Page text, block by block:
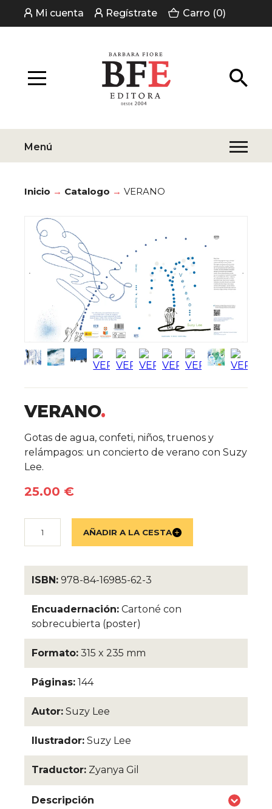
Mi cuenta Regístrate Carro (0)
Menú
Inicio Catalogo VERANO
VERANO
Detalles del libro
Gotas de agua, confeti, niños, truenos y
relámpagos: un concierto de verano con Suzy
Lee.
25.00 €
ISBN: 978-84-16985-62-3
Encuadernación: Cartoné con
sobrecubierta (poster)
Formato: 315 x 235 mm
Páginas: 144
Autor: Suzy Lee
Ilustrador: Suzy Lee
Traductor: Zyanya Gil
Descripción